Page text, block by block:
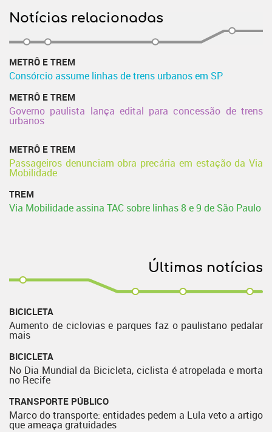
Notícias relacionadas
METRÔ E TREM
Consórcio assume linhas de trens urbanos em SP
METRÔ E TREM
Governo paulista lança edital para concessão de trens
urbanos
METRÔ E TREM
Passageiros denunciam obra precária em estação da Via
Mobilidade
TREM
Via Mobilidade assina TAC sobre linhas 8 e 9 de São Paulo
Últimas notícias
BICICLETA
Aumento de ciclovias e parques faz o paulistano pedalar
mais
BICICLETA
No Dia Mundial da Bicicleta, ciclista é atropelada e morta
no Recife
TRANSPORTE PÚBLICO
Marco do transporte: entidades pedem a Lula veto a artigo
que ameaça gratuidades